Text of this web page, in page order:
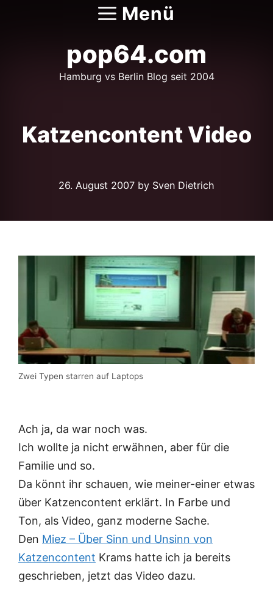
Menü
pop64.com
Hamburg vs Berlin Blog seit 2004
Katzencontent Video
26. August 2007 by Sven Dietrich
Zwei Typen starren auf Laptops
Ach ja, da war noch was.
Ich wollte ja nicht erwähnen, aber für die
Familie und so.
Da könnt ihr schauen, wie meiner-einer etwas
über Katzencontent erklärt. In Farbe und
Ton, als Video, ganz moderne Sache.
Den Miez – Über Sinn und Unsinn von
Katzencontent Krams hatte ich ja bereits
geschrieben, jetzt das Video dazu.